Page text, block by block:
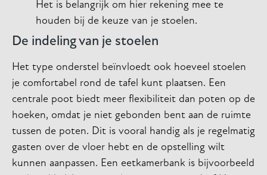
Het is belangrijk om hier rekening mee te
houden bij de keuze van je stoelen.
De indeling van je stoelen
Het type onderstel beïnvloedt ook hoeveel stoelen
je comfortabel rond de tafel kunt plaatsen. Een
centrale poot biedt meer flexibiliteit dan poten op de
hoeken, omdat je niet gebonden bent aan de ruimte
tussen de poten. Dit is vooral handig als je regelmatig
gasten over de vloer hebt en de opstelling wilt
kunnen aanpassen. Een eetkamerbank is bijvoorbeeld